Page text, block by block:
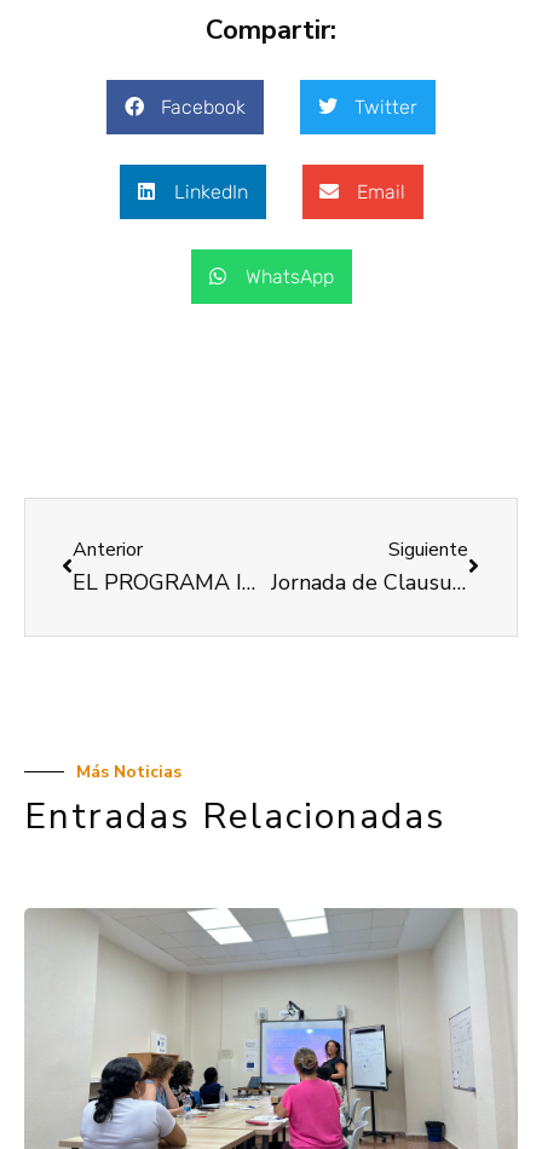
Compartir:
Facebook Twitter
LinkedIn Email
WhatsApp
Anterior
EL PROGRAMA INCORPORA TANCA L’EXERCICI DEL 2018, SUPERANT ELS OBJECTIUS PREVISTOS
Siguiente
Jornada de Clausura en el » Programa d’Itineraris Integrats per a la Inserció Sociolaboral de Dones amb Discapacitat»
Más Noticias
Entradas Relacionadas